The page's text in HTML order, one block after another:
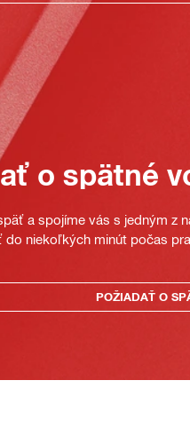
o spätné
a spojíme vás s jedným z
niekoľkých minút počas
POŽIADAŤ O